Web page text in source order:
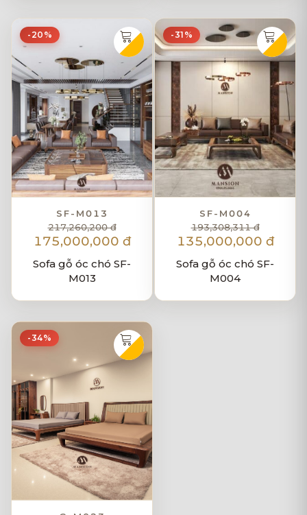
-20%
SF-M013
217,260,200 đ
175,000,000 đ
Sofa gỗ óc chó SF-
M013
-31%
SF-M004
193,308,311 đ
135,000,000 đ
Sofa gỗ óc chó SF-
M004
-34%